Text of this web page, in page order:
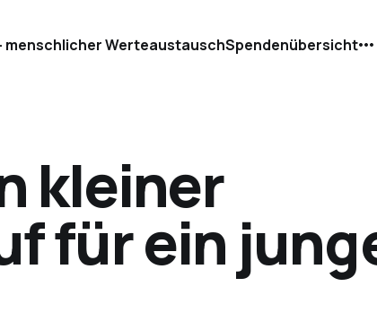
menschlicher WerteaustauschSpendenübersicht
kleiner
für ein